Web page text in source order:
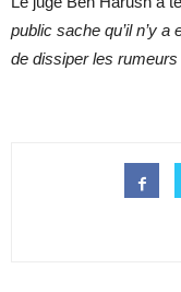
public sache qu’il n’y
de dissiper les